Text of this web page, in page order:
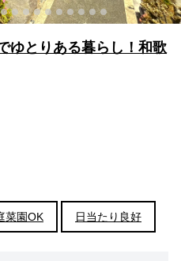
ゆとりある暮らし！和歌
菜園OK 日当たり良好